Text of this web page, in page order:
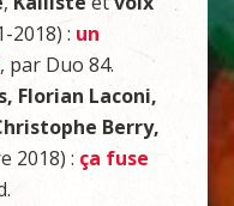
2018) : un
, par Duo 84.
Florian Laconi,
Berry,
2018) :ça fuse